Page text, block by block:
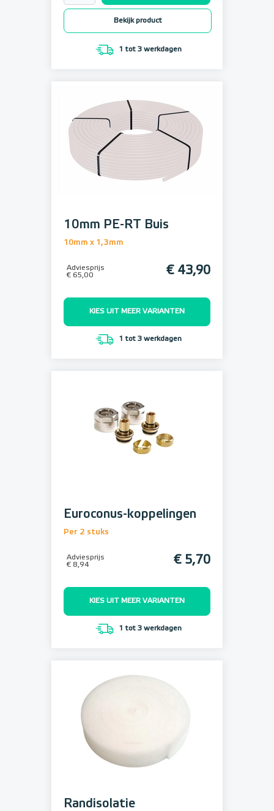
Bekijk product
1 tot 3 werkdagen
10mm PE-RT Buis
10mm x 1,3mm
Adviesprijs
€ 65,00
€ 43,90
KIES UIT MEER VARIANTEN
1 tot 3 werkdagen
Euroconus-koppelingen
Per 2 stuks
Adviesprijs
€ 8,94
€ 5,70
KIES UIT MEER VARIANTEN
1 tot 3 werkdagen
Randisolatie